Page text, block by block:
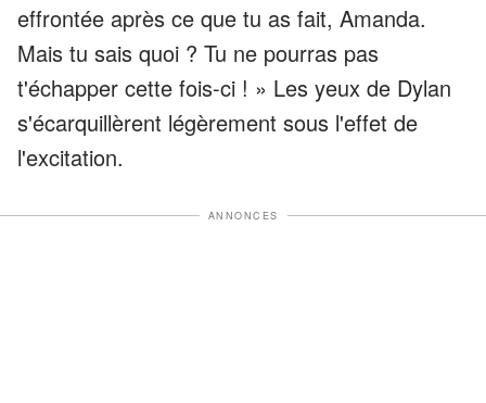
effrontée après ce que tu as fait, Amanda.
Mais tu sais quoi ? Tu ne pourras pas
t'échapper cette fois-ci ! » Les yeux de Dylan
s'écarquillèrent légèrement sous l'effet de
l'excitation.
ANNONCES